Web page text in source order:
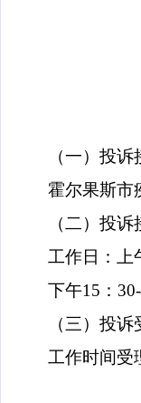
（一）投
霍尔果斯市
（二）投
工作日：上
下午15 ：
（三）投
工作时间受